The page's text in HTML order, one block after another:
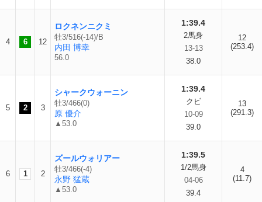
4 6 12
ロクネンニクミ
牡3/516(-14)/B
内田 博幸
56.0
1:39.4
2馬身
13-13
38.0
12
(253.4)
5 2 3
シャークウォーニン
牡3/466(0)
原 優介
▲53.0
1:39.4
クビ
10-09
39.0
13
(291.3)
6 1 2
ズールウォリアー
牡3/466(-4)
永野 猛蔵
▲53.0
1:39.5
1/2馬身
04-06
39.4
4
(11.7)